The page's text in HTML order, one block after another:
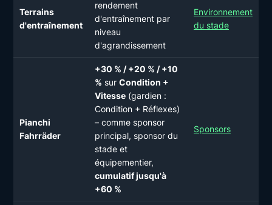
Terrains
d'entraînement
rendement
d'entraînement par
niveau
d'agrandissement
Environnement
du stade
Pianchi
Fahrräder
+30 % / +20 % / +10
% sur Condition +
Vitesse (gardien :
Condition + Réflexes)
– comme sponsor
principal, sponsor du
stade et
équipementier,
cumulatif jusqu'à
+60 %
Sponsors